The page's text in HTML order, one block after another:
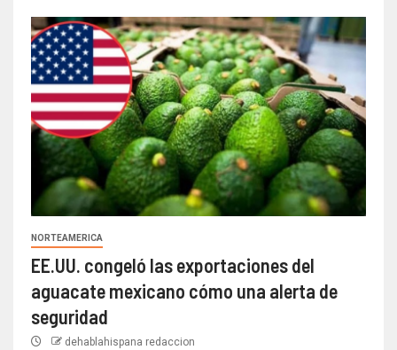
NORTEAMERICA
EE.UU. congeló las exportaciones del
aguacate mexicano cómo una alerta de
seguridad
dehablahispana redaccion